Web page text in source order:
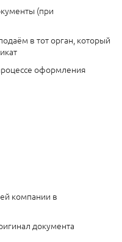
(при
в тот орган, который
оформления
компании в
документа